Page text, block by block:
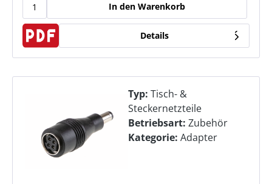
In den Warenkorb
Details
Typ: Tisch- &
Steckernetzteile
Betriebsart: Zubehör
Kategorie: Adapter